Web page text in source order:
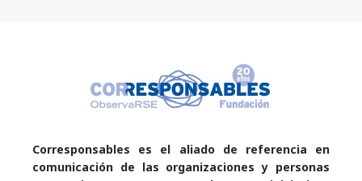
Corresponsables es el aliado de referencia en
comunicación de las organizaciones y personas